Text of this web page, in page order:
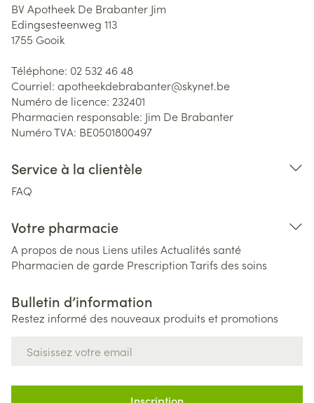
BV Apotheek De Brabanter Jim
Edingsesteenweg 113
1755 Gooik
Téléphone: 02 532 46 48
Courriel: apotheekdebrabanter@skynet.be
Numéro de licence: 232401
Pharmacien responsable: Jim De Brabanter
Numéro TVA: BE0501800497
Service à la clientèle
FAQ
Votre pharmacie
A propos de nous Liens utiles Actualités santé
Pharmacien de garde PrescriptionTarifs des soins
Bulletin d’information
Restez informé des nouveaux produits et promotions